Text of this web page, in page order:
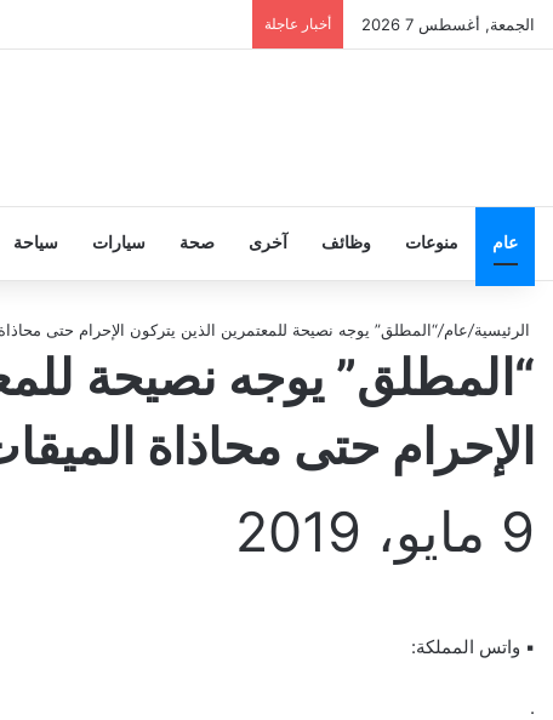
الجمعة, أغسطس 7 2026 أخبار عاجلة
عام منوعات وظائف آخرى صحة سيارات سياحة
الرئيسية/عام/“المطلق” يوجه نصيحة للمعتمرين الذين يتركون الإحرام حتى
“المطلق” يوجه نصيحة
الإحرام حتى محاذاة
9 مايو، 2019
▪ واتس المملكة:
.